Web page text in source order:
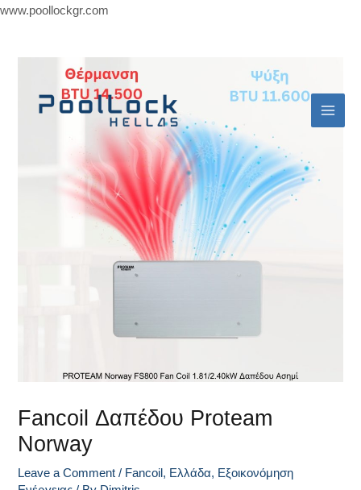
www.poollockgr.com
Fancoil Δαπέδου Proteam
Norway
Leave a Comment / Fancoil , Ελλάδα, Εξοικονόμηση